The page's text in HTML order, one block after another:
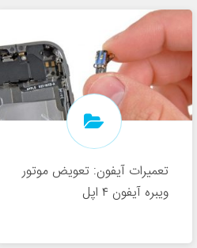
تعمیرات آیفون: تعویض موتور
ویبره آیفون ۴ اپل